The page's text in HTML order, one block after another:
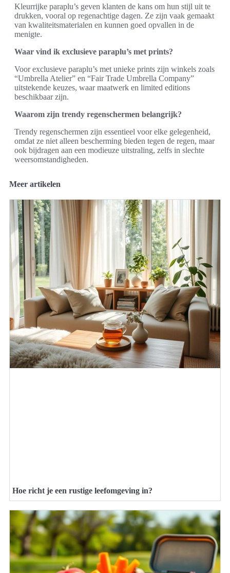
Kleurrijke paraplu’s geven klanten de kans om hun stijl uit te
drukken, vooral op regenachtige dagen. Ze zijn vaak gemaakt
van kwaliteitsmaterialen en kunnen goed opvallen in de
menigte.
Waar vind ik exclusieve paraplu’s met prints?
Voor exclusieve paraplu’s met unieke prints zijn winkels zoals
“Umbrella Atelier” en “Fair Trade Umbrella Company”
uitstekende keuzes, waar maatwerk en limited editions
beschikbaar zijn.
Waarom zijn trendy regenschermen belangrijk?
Trendy regenschermen zijn essentieel voor elke gelegenheid,
omdat ze niet alleen bescherming bieden tegen de regen, maar
ook bijdragen aan een modieuze uitstraling, zelfs in slechte
weersomstandigheden.
Meer artikelen
Hoe richt je een rustige leefomgeving in?